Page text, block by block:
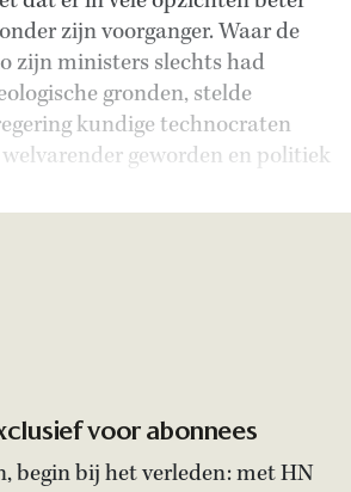
zijn voorganger. Waar de
zijn ministers slechts had
gronden, stelde
kundige technocraten
geworden en politiek
voor abonnees
begin bij het verleden: met HN